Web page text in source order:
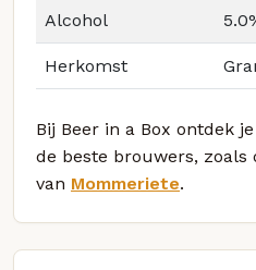
Alcohol
Herkomst
Bij Beer in a Box ontdek
de beste brouwers, zoals
van Mommeriete.